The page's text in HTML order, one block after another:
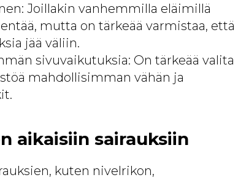
Joillakin vanhemmilla eläimillä
mutta on tärkeää varmistaa, että
jää väliin.
sivuvaikutuksia: On tärkeää valita
mahdollisimman vähän ja
aikaisiin sairauksiin
kuten nivelrikon,